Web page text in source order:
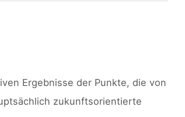
Ergebnisse der Punkte, die von
zukunftsorientierte